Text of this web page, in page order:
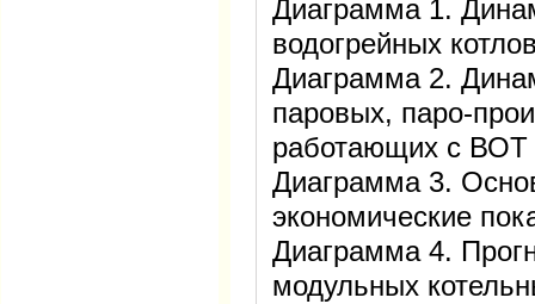
Диаграмма 1.
водогрейных
Диаграмма 2.
паровых, паро-
работающих с
Диаграмма 3.
экономические
Диаграмма 4.
модульных